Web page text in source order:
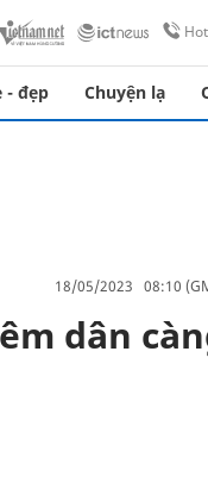
- đẹp Chuyện lạ
18/05/2023 08:10
dân